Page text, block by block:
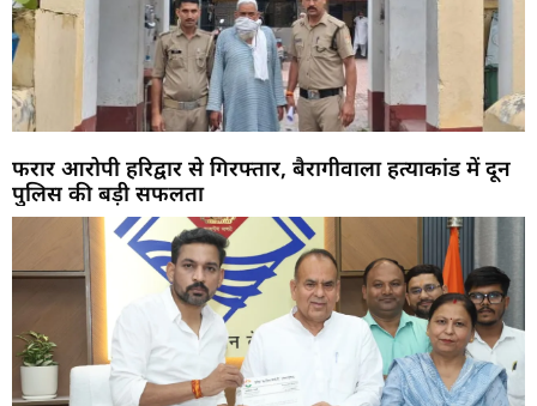
फरार आरोपी हरिद्वार से गिरफ्तार, बैरागीवाला हत्याकांड में दून
पुलिस की बड़ी सफलता